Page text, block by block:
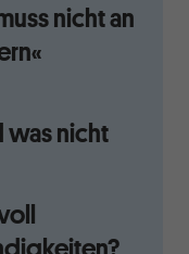
nicht an
was nicht